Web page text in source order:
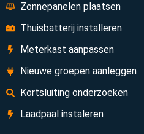
Zonnepanelen plaatsen
Thuisbatterij installeren
Meterkast aanpassen
Nieuwe groepen aanleggen
Kortsluiting onderzoeken
Laadpaal instaleren